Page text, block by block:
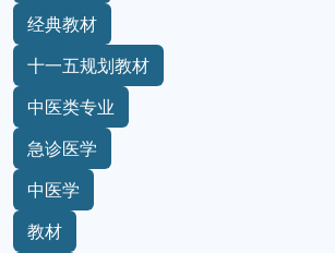
经典教材
十一五规划教材
中医类专业
急诊医学
中医学
教材